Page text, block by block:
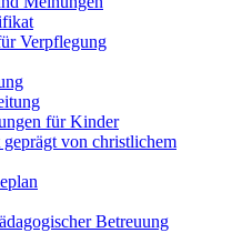
Verpflegung
für Kinder
von christlichem
Betreuung